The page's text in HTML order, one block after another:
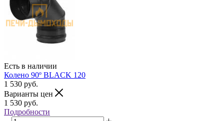
Есть в наличии
Колено 90º BLACK 120
1 530 руб.
Варианты цен
1 530 руб.
Подробности